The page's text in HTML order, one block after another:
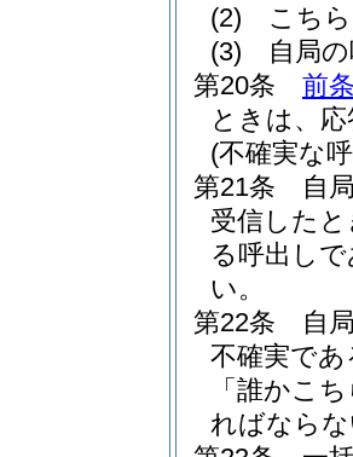
(2)
こち
(3)
自局
第20条
前
ときは、
(不確実な
第21条
自
受信した
る呼出し
い。
第22条
自
不確実で
「誰かこ
ればなら